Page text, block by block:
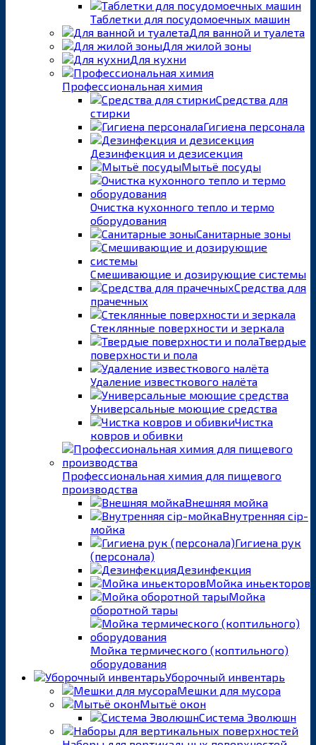
Таблетки для посудомоечных машин
Для ванной и туалета
Для жилой зоны
Для кухни
Профессиональная химия
Средства для
стирки
Гигиена персонала
Дезинфекция и дезисекция
Мытьё посуды
Очистка кухонного тепло и термо
оборудования
Санитарные зоны
Смешивающие и дозирующие системы
Средства для
прачечных
Стеклянные поверхности и зеркала
Твердые
поверхности и пола
Удаление известкового налёта
Универсальные моющие средства
Чистка
ковров и обивки
Профессиональная химия для пищевого
производства
Внешняя мойка
Внутренняя cip-
мойка
Гигиена рук
(персонала)
Дезинфекция
Мойка иньекторов
Мойка
оборотной тары
Мойка термического (коптильного)
оборудования
Уборочный инвентарь
Мешки для мусора
Мытьё окон
Система Эволюшн